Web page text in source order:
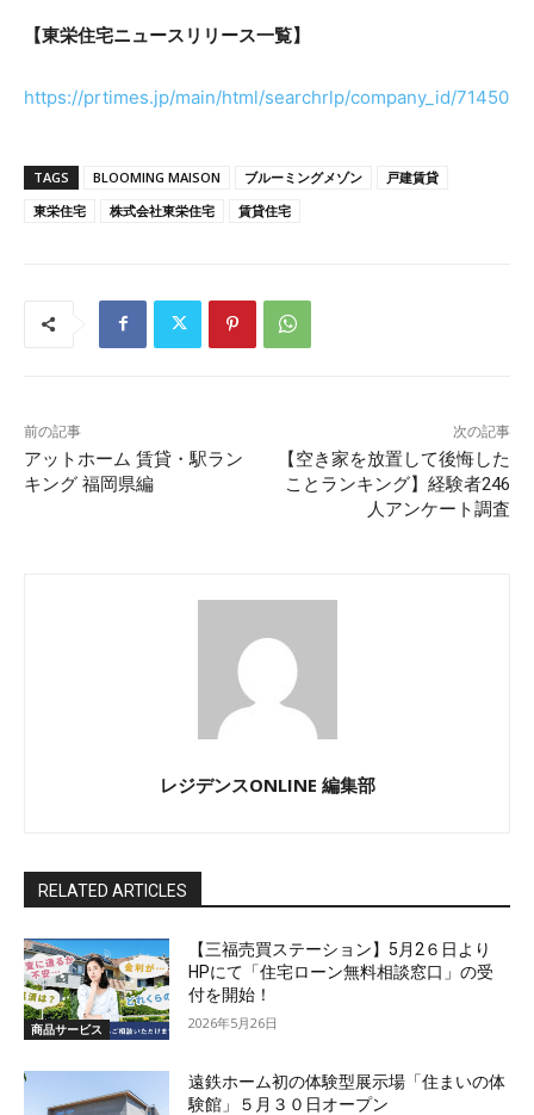
【東栄住宅ニュースリリース一覧】
https://prtimes.jp/main/html/searchrlp/company_id/71450
TAGS BLOOMING MAISON ブルーミングメゾン
戸建賃貸
東栄住宅
株式会社東栄住宅 賃貸住宅
前の記事
アットホーム 賃貸・駅ラン
キング 福岡県編
次の記事
【空き家を放置して後悔した
ことランキング】経験者246
人アンケート調査
レジデンスONLINE 編集部
RELATED ARTICLES
商品サービス
【三福売買ステーション】5月2６日より
HPにて「住宅ローン無料相談窓口」の受
付を開始！
2026年5月26日
遠鉄ホーム初の体験型展示場「住まいの体
験館」５月３０日オープン